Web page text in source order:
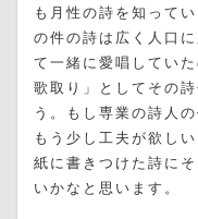
も月性の詩を知って
の件の詩は広く人口
て一緒に愛唱してい
歌取り」としてその
う。もし専業の詩人
もう少し工夫が欲し
紙に書きつけた詩に
いかなと思います。